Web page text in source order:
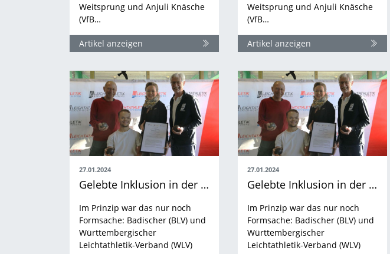
Weitsprung und Anjuli Knäsche
(VfB…
Artikel anzeigen
Weitsprung und Anjuli Knäsche
(VfB…
Artikel anzeigen
27.01.2024
Gelebte Inklusion in der Baden-Württembergischen Leichtathletik
Im Prinzip war das nur noch
Formsache: Badischer (BLV) und
Württembergischer
Leichtathletik-Verband (WLV)
27.01.2024
Gelebte Inklusion in der Baden-Württembergischen Leichtathletik
Im Prinzip war das nur noch
Formsache: Badischer (BLV) und
Württembergischer
Leichtathletik-Verband (WLV)